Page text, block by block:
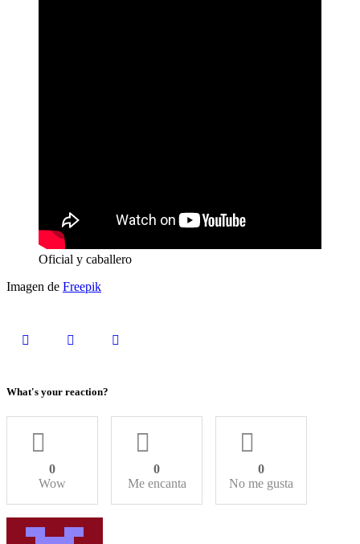
Oficial y caballero
Imagen de Freepik
What's your reaction?
0
Wow
0
Me encanta
0
No me gusta